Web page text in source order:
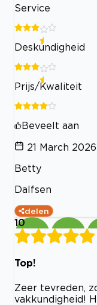
Service
Deskundigheid
Prijs/Kwaliteit
Beveelt aan
21 March 2026
Betty
Dalfsen
delen
10
Top!
Zeer tevreden,
vakkundigheid!